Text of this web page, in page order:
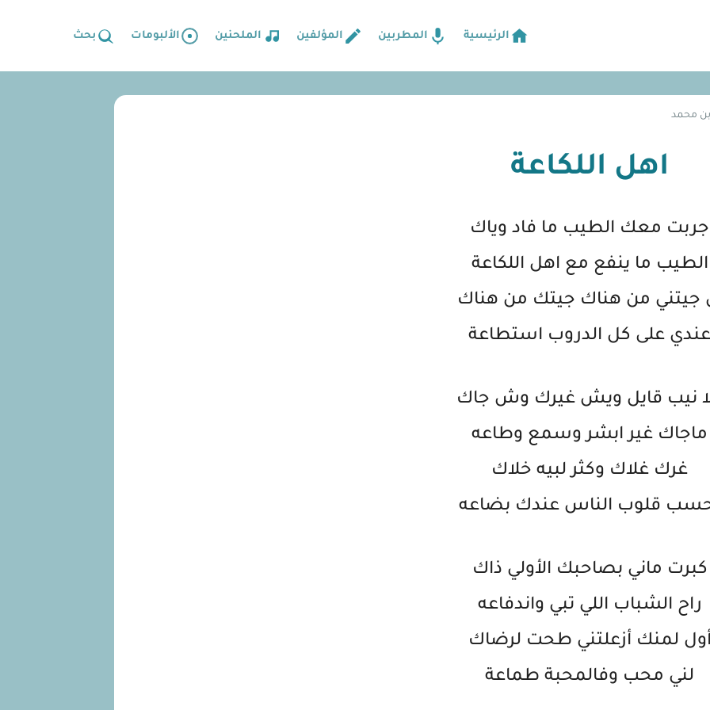
الرئيسية المطربين المؤلفين الملحنين الألبومات بحث
بن محمد
اهل اللكاعة
جربت معك الطيب ما فاد وياك
الطيب ما ينفع مع اهل اللكاعة
جيتني من هناك جيتك من هناك
عندي على كل الدروب استطاعة
نيب قايل ويش غيرك وش جاك
ماجاك غير ابشر وسمع وطاعه
غرك غلاك وكثر لبيه خلاك
قلوب الناس عندك بضاعه
كبرت ماني بصاحبك الأولي ذاك
راح الشباب اللي تبي واندفاعه
أول لمنك أزعلتني طحت لرضاك
لني محب وفالمحبة طماعة